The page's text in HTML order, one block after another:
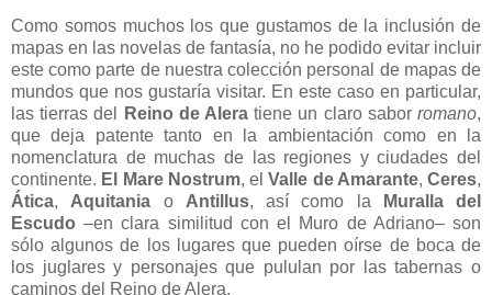
Como somos muchos los que gustamos de la inclusión de
mapas en las novelas de fantasía, no he podido evitar incluir
este como parte de nuestra colección personal de mapas de
mundos que nos gustaría visitar. En este caso en particular,
las tierras del
Reino de Alera tiene un claro saborromano,
que deja patente tanto en la ambientación como en la
nomenclatura de muchas de las regiones y ciudades del
continente. El Mare Nostrum, elValle de Amarante, Ceres,
Ática, Aquitania o Antillus, así como la
Muralla del
Escudo –en clara similitud con el Muro de Adriano– son
sólo algunos de los lugares que pueden oírse de boca de
los juglares y personajes que pululan por las tabernas o
caminos del Reino de Alera.